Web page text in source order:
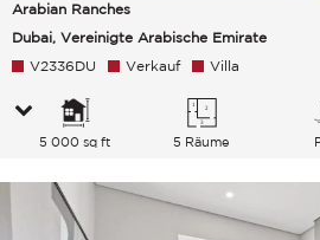
Arabian Ranches
Dubai, Vereinigte Arabische Emirate
V2336DU Verkauf Villa
5 000 sq ft 5 Räume